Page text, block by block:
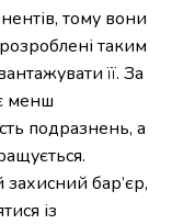
тому вони
таким
її. За
менш
подразнень, а
бар’єр,
із